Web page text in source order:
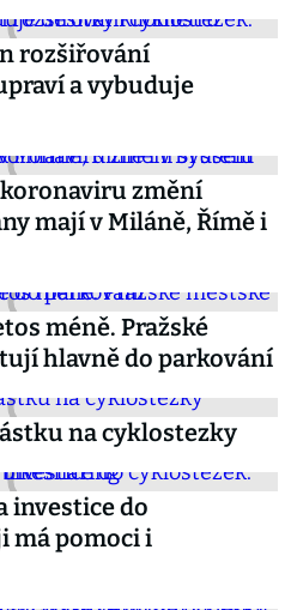
rozšiřování
a vybuduje
změní
mají v Miláně, Římě i
méně. Pražské
hlavně do parkování
na cyklostezky
investice do
má pomoci i